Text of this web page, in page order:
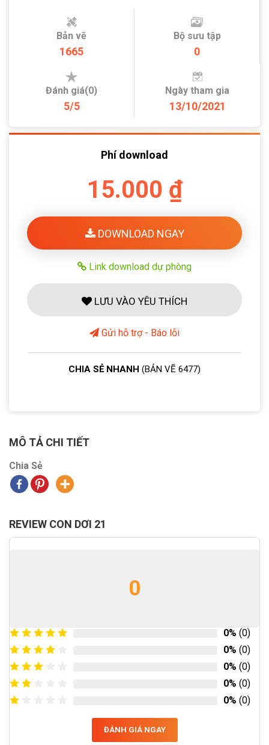
Bản vẽ
1665
Bộ sưu tập
0
Đánh giá(0)
5/5
Ngày tham gia
13/10/2021
Phí download
15.000 ₫
DOWNLOAD NGAY
Link download dự phòng
LƯU VÀO YÊU THÍCH
Gửi hỗ trợ - Báo lỗi
CHIA SẺ NHANH (BẢN VẼ 6477)
MÔ TẢ CHI TIẾT
Chia Sẻ
REVIEW CON DƠI 21
0
0% (0)
0% (0)
0% (0)
0% (0)
0% (0)
ĐÁNH GIÁ NGAY